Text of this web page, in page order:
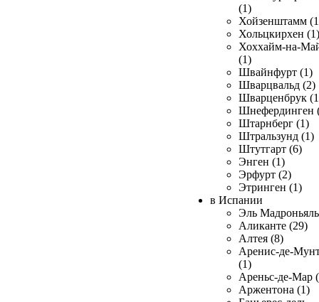
(1)
Хойзенштамм
Хольцкирхен (1)
Хоххайм-на-
(1)
Швайнфурт (1)
Шварцвальд (2)
Шварценбрук
Шнефердинген
Штарнберг (1)
Штральзунд (1)
Штутгарт (6)
Энген (1)
Эрфурт (2)
Этринген (1)
в Испании
Эль
Аликанте (29)
Алтея (8)
Аренис-де-
(1)
Ареньс-де-Мар
Аржентона (1)